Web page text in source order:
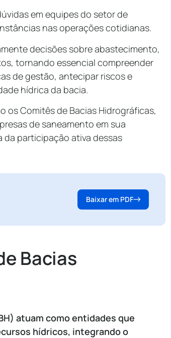
em equipes do setor de
nas operações cotidianas.
decisões sobre abastecimento,
tornando essencial compreender
de gestão, antecipar riscos e
hídrica da bacia.
os Comitês de Bacias Hidrográficas,
de saneamento em sua
da participação ativa dessas
Baixar em PDF
Bacias
atuam como entidades que
hídricos, integrando o